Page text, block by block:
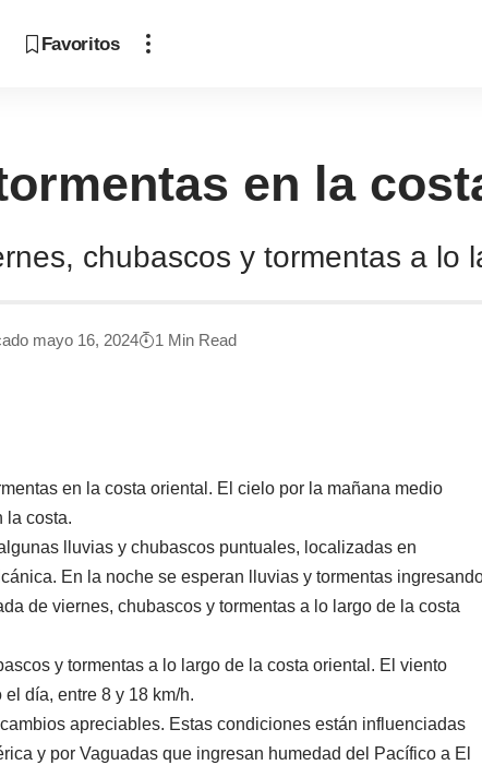
Favoritos
en la
chubascos y tormentas a lo
mayo 16, 2024 1 Min Read
en la costa oriental. El cielo por la mañana medio
la costa.
lluvias y chubascos puntuales, localizadas en
En la noche se esperan lluvias y tormentas
de viernes, chubascos y tormentas a lo largo de la costa
y tormentas a lo largo de la costa oriental. El viento
día, entre 8 y 18 km/h.
apreciables. Estas condiciones están influenciadas
y por Vaguadas que ingresan humedad del Pacífico a El